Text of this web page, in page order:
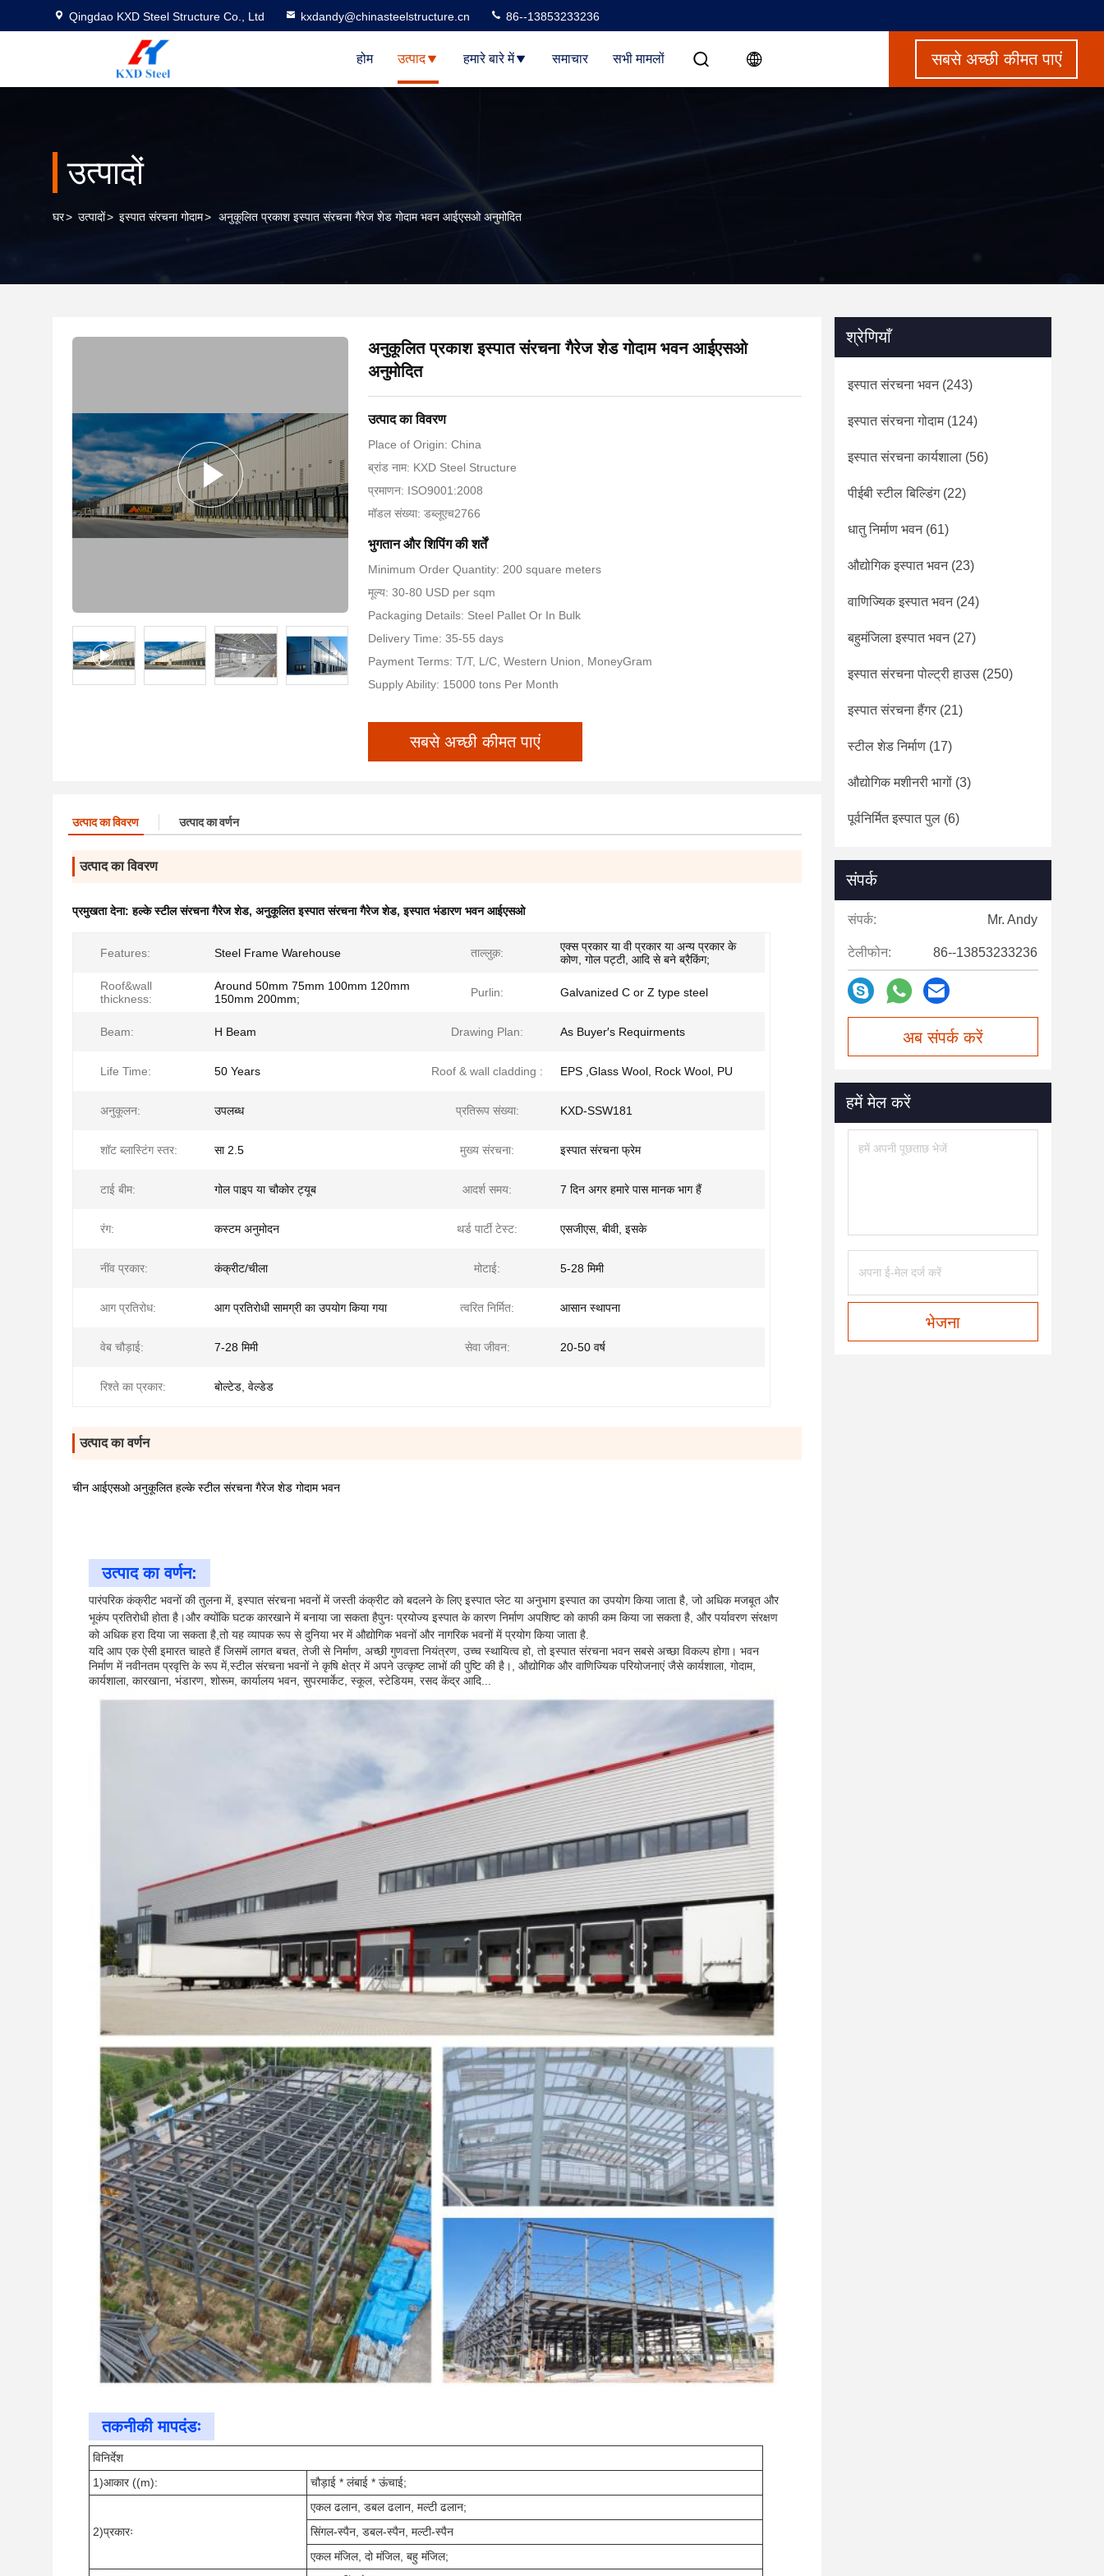
Qingdao KXD Steel Structure Co., Ltd kxdandy@chinasteelstructure.cn 86--13853233236
होम उत्पाद हमारे बारे में समाचार सभी मामलों सबसे अच्छी कीमत पाएं
उत्पादों
घर> उत्पादों> इस्पात संरचना गोदाम> अनुकूलित प्रकाश इस्पात संरचना गैरेज शेड गोदाम भवन आईएसओ अनुमोदित
अनुकूलित प्रकाश इस्पात संरचना गैरेज शेड गोदाम भवन आईएसओ
अनुमोदित
उत्पाद का विवरण
Place of Origin: China
ब्रांड नाम: KXD Steel Structure
प्रमाणन: ISO9001:2008
मॉडल संख्या: डब्लूएच2766
भुगतान और शिपिंग की शर्तें
Minimum Order Quantity: 200 square meters
मूल्य: 30-80 USD per sqm
Packaging Details: Steel Pallet Or In Bulk
Delivery Time: 35-55 days
Payment Terms: T/T, L/C, Western Union, MoneyGram
Supply Ability: 15000 tons Per Month
सबसे अच्छी कीमत पाएं
उत्पाद का विवरण उत्पाद का वर्णन
उत्पाद का विवरण
प्रमुखता देना:हल्के स्टील संरचना गैरेज शेड, अनुकूलित इस्पात संरचना गैरेज शेड,इस्पात भंडारण भवन आईएसओ
Features: Steel Frame Warehouse ताल्लुक़:
एक्स प्रकार या वी प्रकार या अन्य प्रकार के
कोण, गोल पट्टी, आदि से बने ब्रैकिंग;
Roof&wall
thickness:
Around 50mm 75mm 100mm 120mm
150mm 200mm;
Purlin: Galvanized C or Z type steel
Beam: H Beam Drawing Plan: As Buyer′s Requirments
Life Time: 50 Years Roof & wall cladding : EPS ,Glass Wool, Rock Wool, PU
अनुकूलन: उपलब्ध प्रतिरूप संख्या: KXD-SSW181
शॉट ब्लास्टिंग स्तर: सा 2.5 मुख्य संरचना: इस्पात संरचना फ्रेम
टाई बीम: गोल पाइप या चौकोर ट्यूब आदर्श समय: 7 दिन अगर हमारे पास मानक भाग हैं
रंग: कस्टम अनुमोदन थर्ड पार्टी टेस्ट: एसजीएस, बीवी, इसके
नींव प्रकार: कंक्रीट/चीला मोटाई: 5-28 मिमी
आग प्रतिरोध: आग प्रतिरोधी सामग्री का उपयोग किया गया त्वरित निर्मित: आसान स्थापना
वेब चौड़ाई: 7-28 मिमी सेवा जीवन: 20-50 वर्ष
रिश्ते का प्रकार: बोल्टेड, वेल्डेड
उत्पाद का वर्णन
चीन आईएसओ अनुकूलित हल्के स्टील संरचना गैरेज शेड गोदाम भवन
उत्पाद का वर्णन:
पारंपरिक कंक्रीट भवनों की तुलना में, इस्पात संरचना भवनों में जस्ती कंक्रीट को बदलने के लिए इस्पात प्लेट या अनुभाग इस्पात का उपयोग किया जाता है, जो अधिक मजबूत और
भूकंप प्रतिरोधी होता है।और क्योंकि घटक कारखाने में बनाया जा सकता हैपुनः प्रयोज्य इस्पात के कारण निर्माण अपशिष्ट को काफी कम किया जा सकता है, और पर्यावरण संरक्षण
को अधिक हरा दिया जा सकता है,तो यह व्यापक रूप से दुनिया भर में औद्योगिक भवनों और नागरिक भवनों में प्रयोग किया जाता है.
यदि आप एक ऐसी इमारत चाहते हैं जिसमें लागत बचत, तेजी से निर्माण, अच्छी गुणवत्ता नियंत्रण, उच्च स्थायित्व हो, तो इस्पात संरचना भवन सबसे अच्छा विकल्प होगा। भवन
निर्माण में नवीनतम प्रवृत्ति के रूप में,स्टील संरचना भवनों ने कृषि क्षेत्र में अपने उत्कृष्ट लाभों की पुष्टि की है।, औद्योगिक और वाणिज्यिक परियोजनाएं जैसे कार्यशाला, गोदाम,
कार्यशाला, कारखाना, भंडारण, शोरूम, कार्यालय भवन, सुपरमार्केट, स्कूल, स्टेडियम, रसद केंद्र आदि...
तकनीकी मापदंडः
विनिर्देश
1)आकार ((m):
चौड़ाई * लंबाई * ऊंचाई;
2)प्रकारः
एकल ढलान, डबल ढलान, मल्टी ढलान;
सिंगल-स्पैन, डबल-स्पैन, मल्टी-स्पैन
एकल मंजिल, दो मंजिल, बहु मंजिल;
श्रेणियाँ
इस्पात संरचना भवन(243)
इस्पात संरचना गोदाम(124)
इस्पात संरचना कार्यशाला (56)
पीईबी स्टील बिल्डिंग(22)
धातु निर्माण भवन(61)
औद्योगिक इस्पात भवन(23)
वाणिज्यिक इस्पात भवन(24)
बहुमंजिला इस्पात भवन(27)
इस्पात संरचना पोल्ट्री हाउस (250)
इस्पात संरचना हैंगर (21)
स्टील शेड निर्माण (17)
औद्योगिक मशीनरी भागों (3)
पूर्वनिर्मित इस्पात पुल (6)
संपर्क
संपर्क: Mr. Andy
टेलीफोन: 86--13853233236
अब संपर्क करें
हमें मेल करें
भेजना